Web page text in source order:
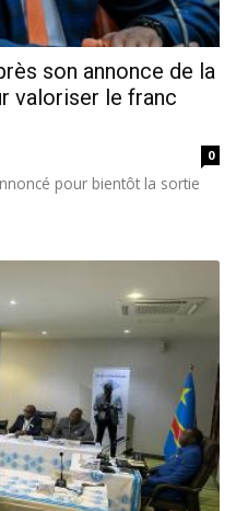
son annonce de la
valoriser le franc
0
pour bientôt la sortie